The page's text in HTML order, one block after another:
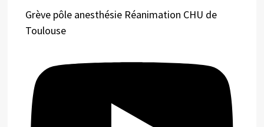
Grève pôle anesthésie Réanimation CHU de
Toulouse